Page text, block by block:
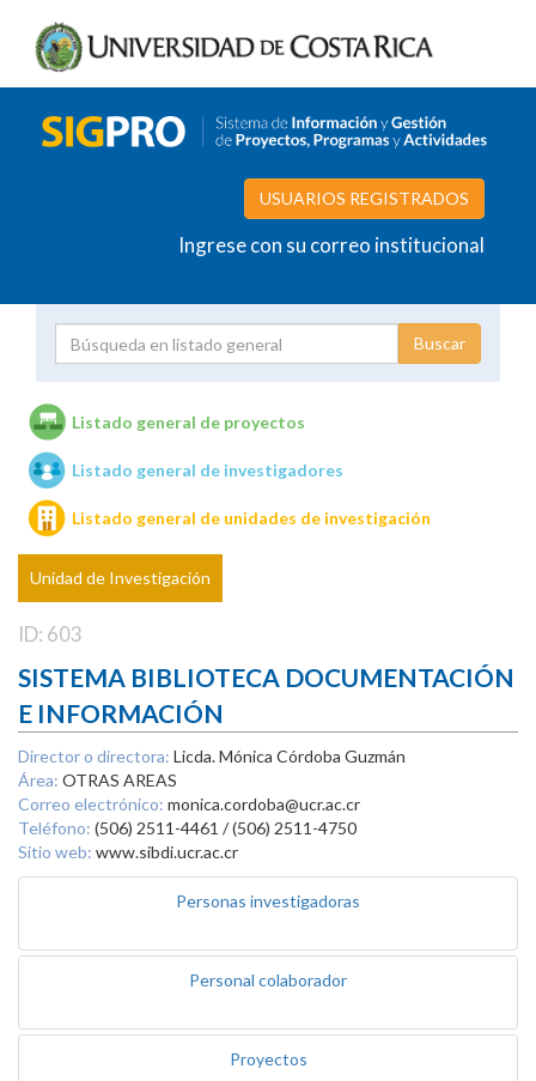
USUARIOS REGISTRADOS
Ingrese con su correo institucional
Unidades de investigación
Listado general de proyectos
Listado general de investigadores
Listado general de unidades de investigación
Unidad de Investigación
ID: 603
SISTEMA BIBLIOTECA DOCUMENTACIÓN
E INFORMACIÓN
Director o directora: Licda. Mónica Córdoba Guzmán
Área: OTRAS AREAS
Correo electrónico: monica.cordoba@ucr.ac.cr
Teléfono: (506) 2511-4461 / (506) 2511-4750
Sitio web: www.sibdi.ucr.ac.cr
Personas investigadoras
Personal colaborador
Proyectos